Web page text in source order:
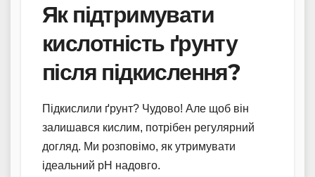
Як підтримувати
кислотність ґрунту
після підкислення?
Підкислили ґрунт? Чудово! Але щоб він
залишався кислим, потрібен регулярний
догляд. Ми розповімо, як утримувати
ідеальний pH надовго.